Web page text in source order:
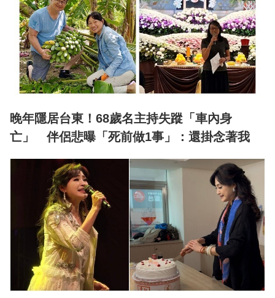
晚年隱居台東！68歲名主持失蹤「車內身
亡」 伴侶悲曝「死前做1事」：還掛念著我